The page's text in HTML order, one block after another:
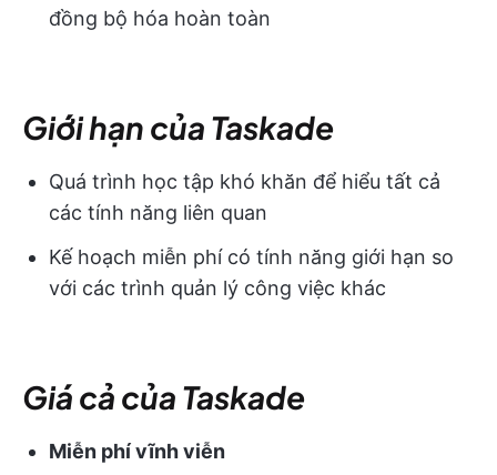
đồng bộ hóa hoàn toàn
Giới hạn của Taskade
Quá trình học tập khó khăn để hiểu tất cả
các tính năng liên quan
Kế hoạch miễn phí có tính năng giới hạn so
với các trình quản lý công việc khác
Giá cả của Taskade
Miễn phí vĩnh viễn